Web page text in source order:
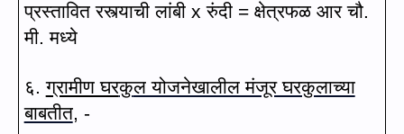
प्रस्तावित रस्त्याची लांबी xरुंदी = क्षेत्रफळ आर चौ.
मी. मध्ये
६.ग्रामीण घरकुल योजनेखालील मंजूर घरकुलाच्या
बाबतीत, -